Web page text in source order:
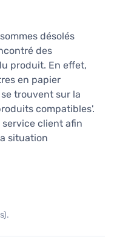
désolés
des
produit. En effet,
en papier
trouvent sur la
compatibles'.
client afin
situation